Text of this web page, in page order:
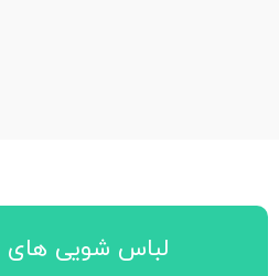
لباس شویی های